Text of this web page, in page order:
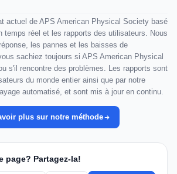
actuel de APS American Physical Society basé
temps réel et les rapports des utilisateurs. Nous
les pannes et les baisses de
sachiez toujours si APS American Physical
s'il rencontre des problèmes. Les rapports sont
du monde entier ainsi que par notre
automatisé, et sont mis à jour en continu.
plus sur notre méthode
page? Partagez-la!